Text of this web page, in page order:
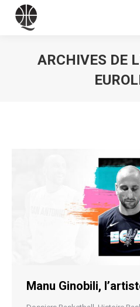
ARCHIVES DE
Manu Ginobili,